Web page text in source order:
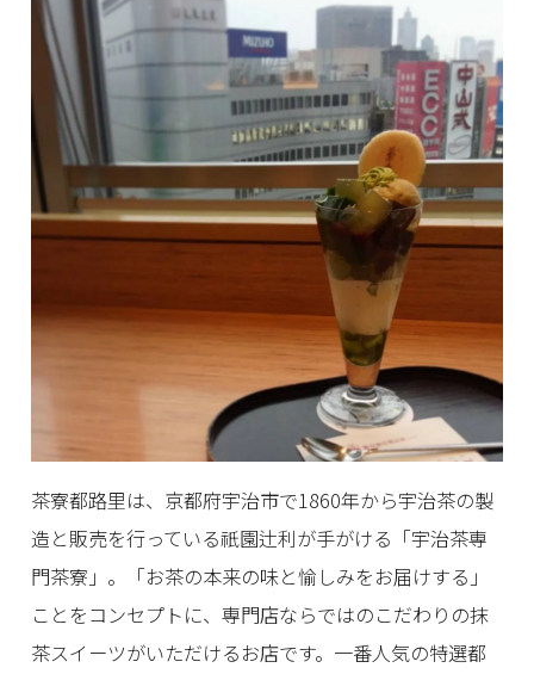
茶寮都路里は、京都府宇治市で1860年から宇治茶の製
造と販売を行っている祇園辻利が手がける「宇治茶専
門茶寮」。「お茶の本来の味と愉しみをお届けする」
ことをコンセプトに、専門店ならではのこだわりの抹
茶スイーツがいただけるお店です。一番人気の特選都